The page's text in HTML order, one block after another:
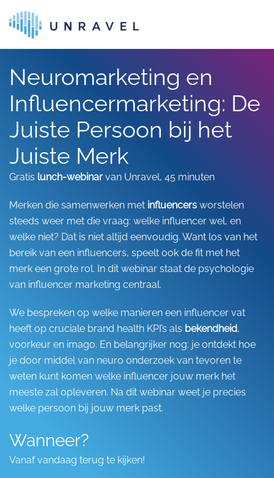
Skip to main content
Neuromarketing en
Influencermarketing: De
Juiste Persoon bij het
Juiste Merk
Gratis lunch-webinar van Unravel, 45 minuten
Merken die samenwerken met influencers worstelen
steeds weer met die vraag: welke influencer wel, en
welke niet? Dat is niet altijd eenvoudig. Want los van het
bereik van een influencers, speelt ook de fit met het
merk een grote rol. In dit webinar staat de psychologie
van influencer marketing centraal.
We bespreken op welke manieren een influencer vat
heeft op cruciale brand health KPI’s als bekendheid,
voorkeur en imago. En belangrijker nog: je ontdekt hoe
je door middel van neuro onderzoek van tevoren te
weten kunt komen welke influencer jouw merk het
meeste zal opleveren. Na dit webinar weet je precies
welke persoon bij jouw merk past.
Wanneer?
Vanaf vandaag terug te kijken!